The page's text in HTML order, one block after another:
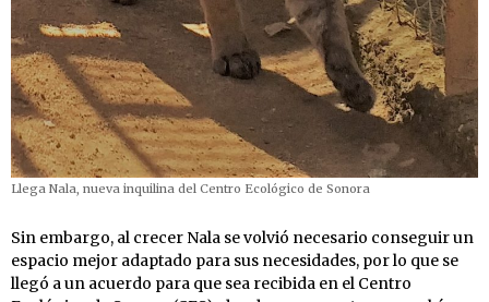
Llega Nala, nueva inquilina del Centro Ecológico de Sonora
Sin embargo, al crecer Nala se volvió necesario conseguir un
espacio mejor adaptado para sus necesidades, por lo que se
llegó a un acuerdo para que sea recibida en el Centro